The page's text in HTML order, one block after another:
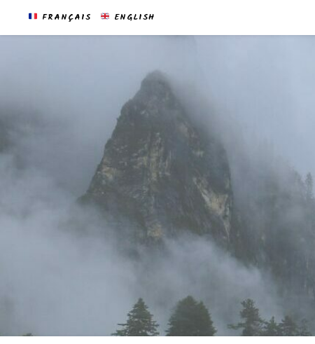
FRANÇAIS ENGLISH